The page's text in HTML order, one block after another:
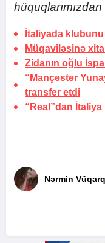
İtaliyada
Müqaviləsinə
Zidanın oğlu
“Mançester
transfer etdi
“Real”dan
Nərmin